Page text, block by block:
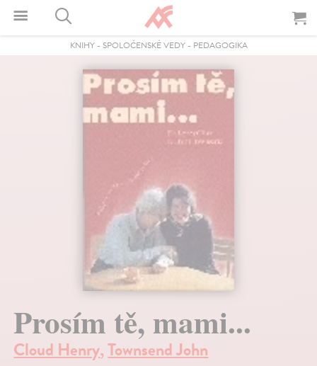
KNIHY- SPOLOČENSKÉ VEDY- PEDAGOGIKA
Prosím tě, mami...
Cloud Henry,Townsend John